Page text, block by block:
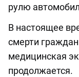
рулю
В настоящее
смерти
медицинская
продолжается.